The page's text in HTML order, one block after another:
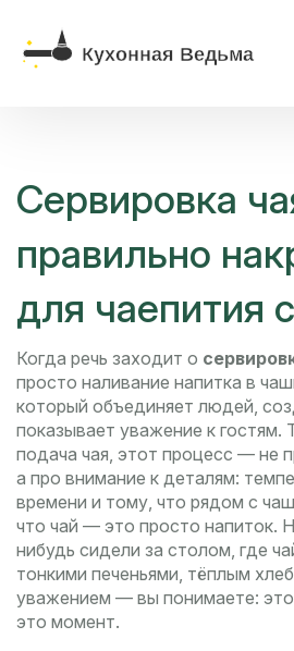
Сервировка
правильно
для чаепития
Когда речь заходит о
просто наливание напитка в
который объединяет людей,
показывает уважение к гостям.
подача чая, этот процесс — не
а про внимание к деталям:
времени и тому, что рядом с
что чай — это просто напиток.
нибудь сидели за столом, где
тонкими печеньями, тёплым
уважением — вы понимаете: это
это момент.